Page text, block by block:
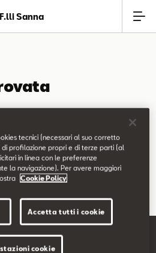
F.lli Sanna
il sito usando il menù di navigazione
tecnici (necessari al suo corretto
profilazione propri e di terze parti (al
in linea con le preferenze
la navigazione). Per avere maggiori
Cookie Policy
Accetta tutti i cookie
cookie